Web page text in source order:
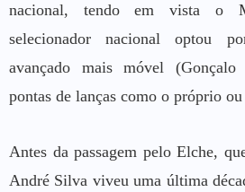
nacional, tendo em vista o
selecionador nacional optou
avançado mais móvel (Gonçalo
pontas de lanças como o próprio
Antes da passagem pelo Elche,
André Silva viveu uma última